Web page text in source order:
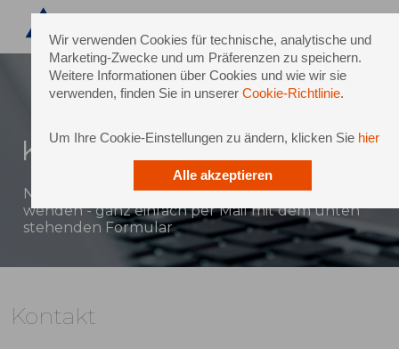
Wir verwenden Cookies für technische, analytische und
Marketing-Zwecke und um Präferenzen zu speichern.
Weitere Informationen über Cookies und wie wir sie
verwenden, finden Sie in unserer Cookie-Richtlinie.
Um Ihre Cookie-Einstellungen zu ändern, klicken Sie hier
Alle akzeptieren
Kontakt
Natürlich können Sie sich auch direkt an Sidel
wenden - ganz einfach per Mail mit dem unten
stehenden Formular
Kontakt